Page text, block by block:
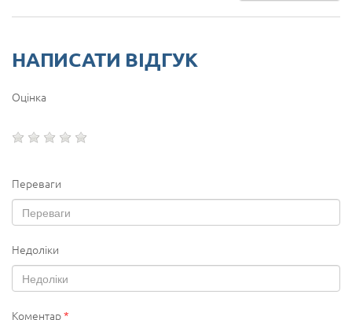
НАПИСАТИ ВІДГУК
Оцінка
Переваги
Недоліки
Коментар*